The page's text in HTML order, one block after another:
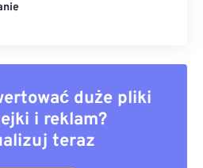
duże pliki
i reklam?
teraz